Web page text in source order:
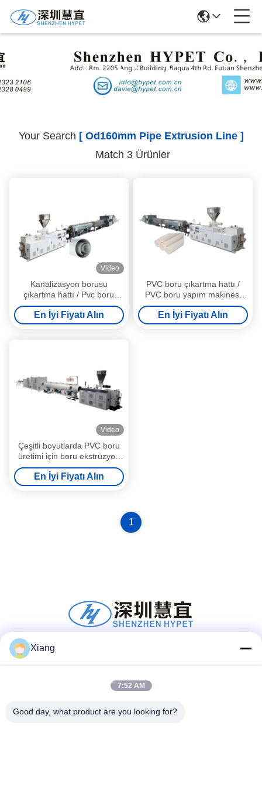
Search Results
Your Search [ Od160mm Pipe Extrusion Line ]
Match 3 Ürünler
Video
Kanalizasyon borusu
çıkartma hattı / Pvc boru
yapım makinesi 160-315mm
En İyi Fiyatı Alın
PVC boru çıkartma hattı /
PVC boru yapım makinesi
160
En İyi Fiyatı Alın
Video
Çeşitli boyutlarda PVC boru
üretimi için boru ekstrüzyon
tesisi
En İyi Fiyatı Alın
1
Hızlı iletişim
Xiang
7:52 AM
Good day, what product are you looking for?